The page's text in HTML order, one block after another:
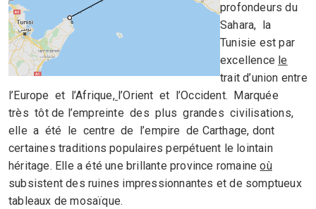
profondeurs du
Sahara, la
Tunisie est par
excellence le
trait d’union entre
l’Europe et l’Afrique, l’Orient et l’Occident. Marquée
très tôt de l’empreinte des plus grandes civilisations,
elle a été le centre de l’empire de Carthage, dont
certaines traditions populaires perpétuent le lointain
héritage. Elle a été une brillante province romaineoù
subsistent des ruines impressionnantes et de somptueux
tableaux de mosaïque.